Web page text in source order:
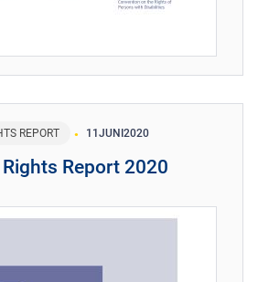
REPORT 11 JUNI 2020
Report 2020